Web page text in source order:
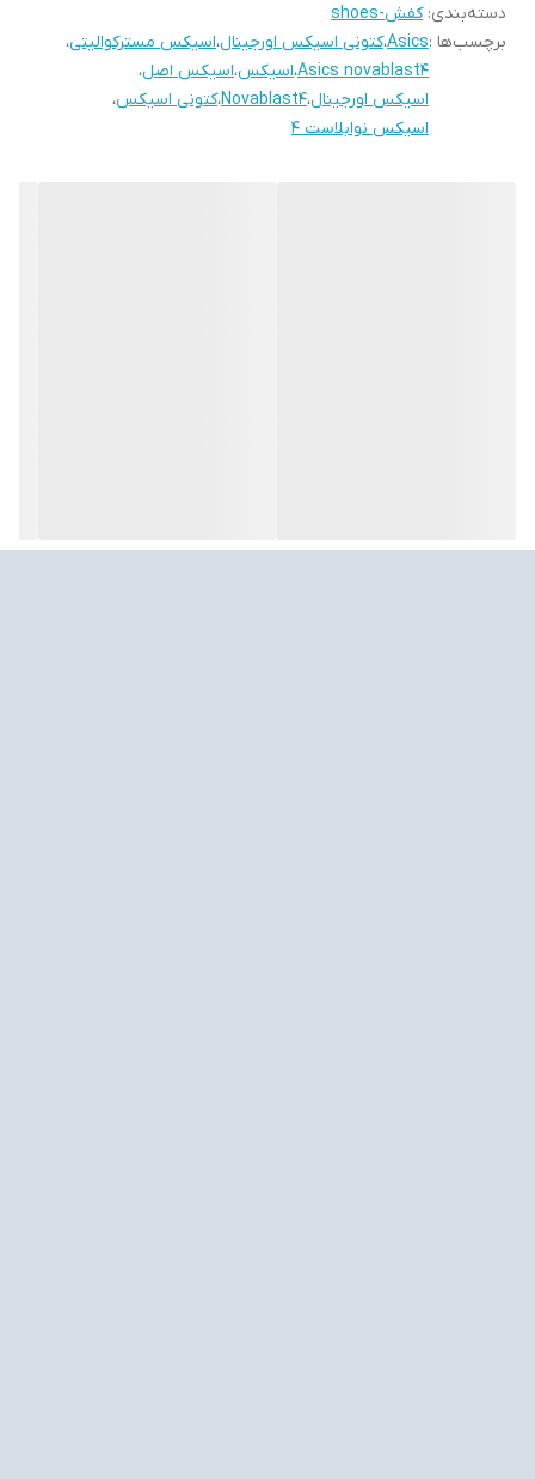
دسته‌بندی:کفش-shoes
برچسب‌ها :Asics،کتونی اسیکس اورجینال،اسیکس مسترکوالیتی،
Asics novablast4،اسیکس،اسیکس اصل،
اسیکس اورجینال،Novablast4،کتونی اسیکس،
اسیکس نوابلاست ۴